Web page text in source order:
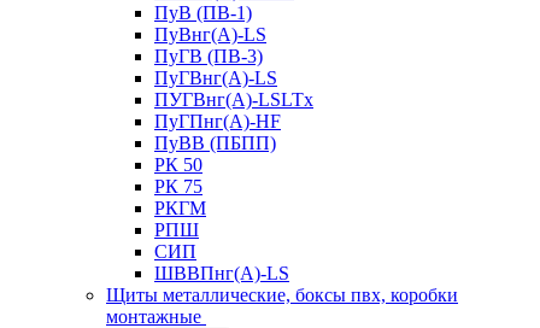
ПуВ (ПВ-1)
ПуВнг(А)-LS
ПуГВ (ПВ-3)
ПуГВнг(А)-LS
ПУГВнг(А)-LSLTx
ПуГПнг(А)-HF
ПуВВ (ПБПП)
РК 50
РК 75
РКГМ
РПШ
СИП
ШВВПнг(А)-LS
Щиты металлические, боксы пвх, коробки
монтажные